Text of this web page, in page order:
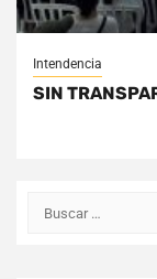
Intendencia
SIN
Buscar: